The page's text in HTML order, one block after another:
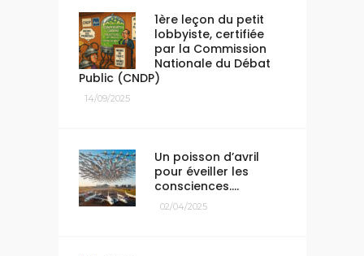
1ère leçon du petit
lobbyiste, certifiée
par la Commission
Nationale du Débat
Public (CNDP)
14/09/2025
Un poisson d’avril
pour éveiller les
consciences….
02/04/2025